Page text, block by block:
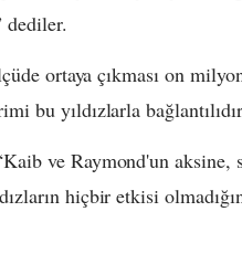
ortaya çıkması on
bu yıldızlarla
ve Raymond'un aksine,
hiçbir etkisi